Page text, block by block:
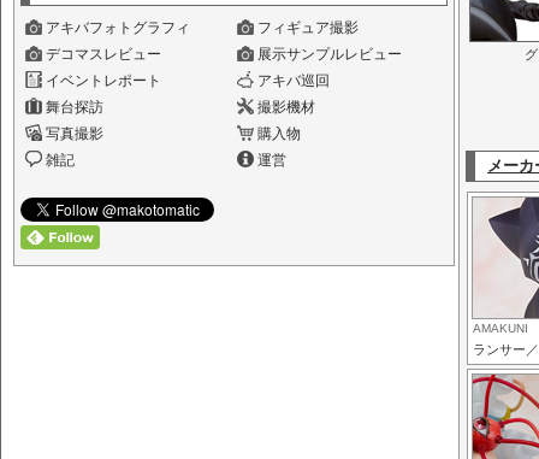
アキバフォトグラフィ
フィギュア撮影
デコマスレビュー
展示サンプルレビュー
イベントレポート
アキバ巡回
舞台探訪
撮影機材
写真撮影
購入物
雑記
運営 メー
AMAKUNI
ランサー